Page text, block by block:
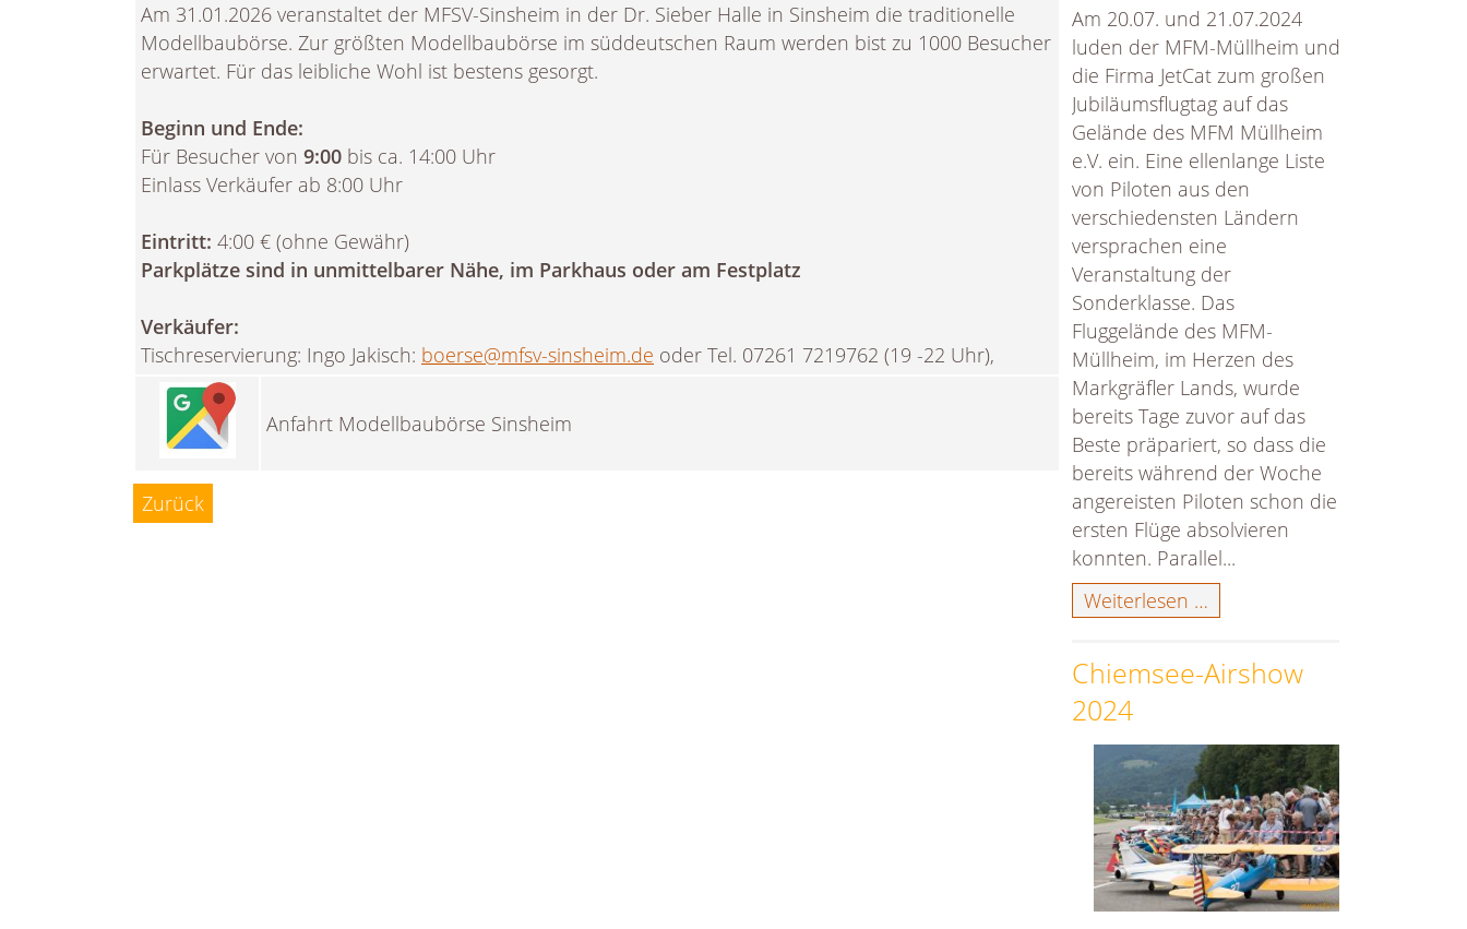
Am 31.01.2026 veranstaltet der MFSV-Sinsheim in der Dr. Sieber Halle in Sinsheim die traditionelle
Modellbaubörse. Zur größten Modellbaubörse im süddeutschen Raum werden bist zu 1000 Besucher
erwartet. Für das leibliche Wohl ist bestens gesorgt.
Beginn und Ende:
Für Besucher von 9:00 bis ca. 14:00 Uhr
Einlass Verkäufer ab 8:00 Uhr
Eintritt: 4:00 € (ohne Gewähr)
Parkplätze sind in unmittelbarer Nähe, im Parkhaus oder am Festplatz
Verkäufer:
Tischreservierung: Ingo Jakisch: boerse@mfsv-sinsheim.de oder Tel. 07261 7219762 (19 -22 Uhr),
Anfahrt Modellbaubörse Sinsheim
Zurück
Am 20.07. und 21.07.2024
luden der MFM-Müllheim und
die Firma JetCat zum großen
Jubiläumsflugtag auf das
Gelände des MFM Müllheim
e.V. ein. Eine ellenlange Liste
von Piloten aus den
verschiedensten Ländern
versprachen eine
Veranstaltung der
Sonderklasse. Das
Fluggelände des MFM-
Müllheim, im Herzen des
Markgräfler Lands, wurde
bereits Tage zuvor auf das
Beste präpariert, so dass die
bereits während der Woche
angereisten Piloten schon die
ersten Flüge absolvieren
konnten. Parallel...
Weiterlesen …
/
Jahre
JetCat
–
der
Jubiläumsflugtag
Chiemsee-Airshow
2024